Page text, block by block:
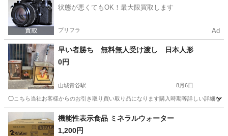
状態が悪くてもOK！最大限買取します
プリフラ Ad
早い者勝ち 無料無人受け渡し 日本人形
0円
山城青谷駅 8月6日
◯こちら当社お客様からのお引き取り買い取り品になります購入時期等詳しい詳細な
京都 城陽市 山城青谷駅 その他 日本人形
機能性表示食品 ミネラルウォーター
1,200円